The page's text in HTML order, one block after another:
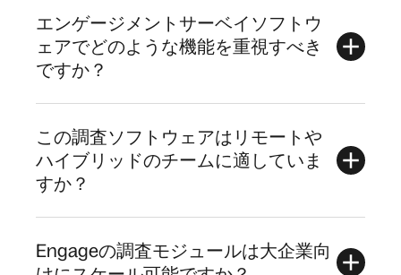
エンゲージメントサーベイソフトウ
ェアでどのような機能を重視すべき
ですか？
この調査ソフトウェアはリモートや
ハイブリッドのチームに適していま
すか？
Engageの調査モジュールは大企業向